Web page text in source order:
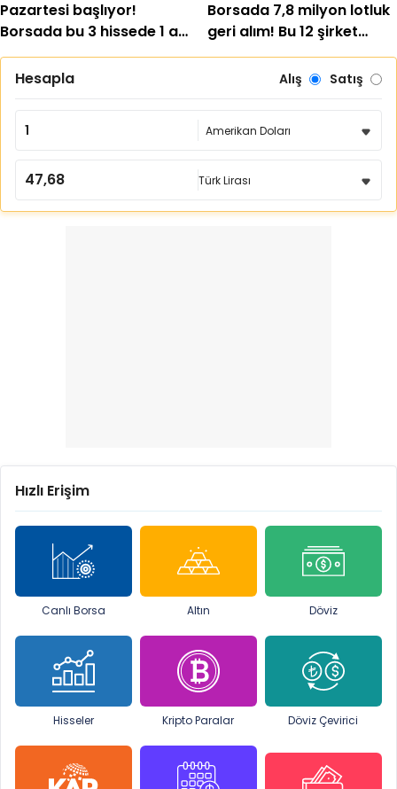
Pazartesi başlıyor!
Borsada bu 3 hissede 1 ay
boyunca sürecek
Borsada 7,8 milyon lotluk
geri alım! Bu 12 şirket
hisselerini topladı
Hesapla
Alış Satış
Hızlı Erişim
Canlı Borsa Altın Döviz
Hisseler Kripto Paralar Döviz Çevirici